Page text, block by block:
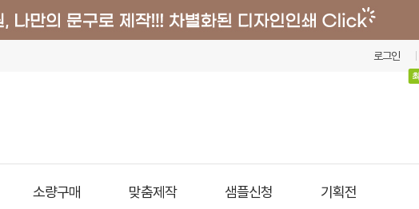
로그인
소량구매 맞춤제작 샘플신청 기획전